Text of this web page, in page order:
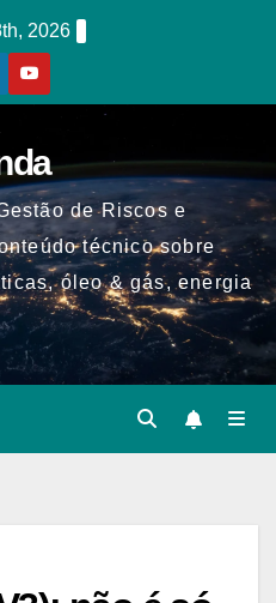
2026
de Riscos e
técnico sobre
óleo & gás, energia